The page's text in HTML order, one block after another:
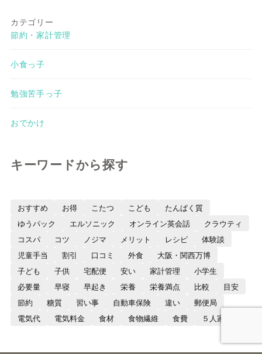
カテゴリー
節約・家計管理
小食っ子
勉強苦手っ子
おでかけ
キーワードから探す
おすすめ お得 こたつ こども
たんぱく質
ゆうパック
エルソニック オンライン英会話
クラウティ
コスパ
コツ ノジマ メリット レシピ
体験談
児童手当
割引 口コミ 外食
大阪・関西万博
子ども
子供 宅配便 安い 家計管理
小学生
必要量
早寝 早起き 栄養 栄養満点 比較
目安
節約
糖質 習い事 自動車保険 違い
郵便局
電気代
電気料金 食材 食物繊維 食費 ５人家族